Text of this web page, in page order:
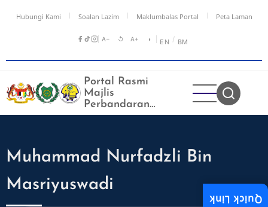
Hubungi Kami Soalan Lazim Maklumbalas Portal Peta Laman
A− ↺ A+ ◑ EN / BM
Portal Rasmi
Majlis
Perbandaran
Kangar
Muhammad Nurfadzli Bin
Masriyuswadi
Quick Link